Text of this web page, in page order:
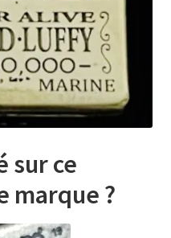
sur ce
marque ?